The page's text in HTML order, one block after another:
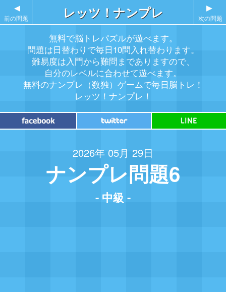
レッツ！ナンプレ
無料で脳トレパズルが遊べます。
問題は日替わりで毎日10問入れ替わります。
難易度は入門から難問までありますので、
自分のレベルに合わせて遊べます。
無料のナンプレ（数独）ゲームで毎日脳トレ！
レッツ！ナンプレ！
2026年 05月 29日
ナンプレ問題6
- 中級 -
▲
前の問題
▲
次の問題